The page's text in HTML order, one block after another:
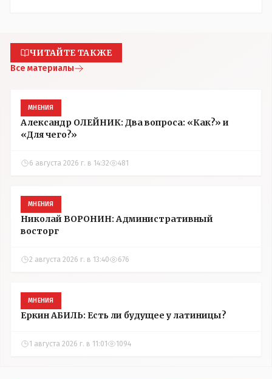
ЧИТАЙТЕ ТАКЖЕ
Все материалы
МНЕНИЯ
Александр ОЛЕЙНИК: Два вопроса: «Как?» и
«Для чего?»
6 августа 2026 г. в 14:32 481
МНЕНИЯ
Николай ВОРОНИН: Административный
восторг
2 августа 2026 г. в 13:40 676
МНЕНИЯ
Еркин АБИЛЬ: Есть ли будущее у латиницы?
1 августа 2026 г. в 11:01 1094